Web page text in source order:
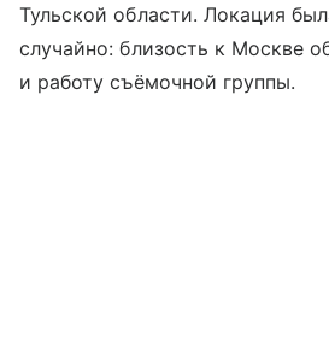
Тульской области. Локация
случайно: близость к Москве
и работу съёмочной группы.